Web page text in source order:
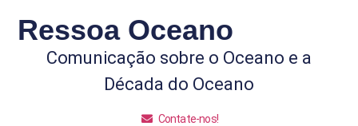
Ressoa Oceano
Comunicação sobre o Oceano e a
Década do Oceano
Contate-nos!